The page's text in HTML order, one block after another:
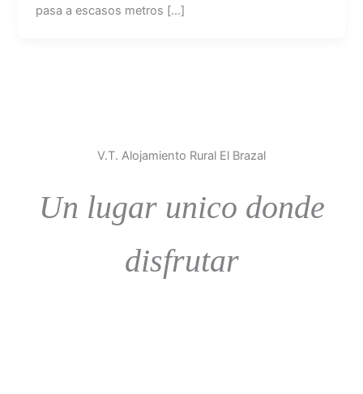
pasa a escasos metros […]
V.T. Alojamiento Rural El Brazal
Un lugar unico donde
disfrutar